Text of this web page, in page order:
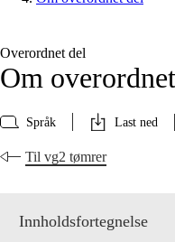
Overordnet del
Om
Språk Last ned
Til vg2 tømrer
Innholdsfortegnelse